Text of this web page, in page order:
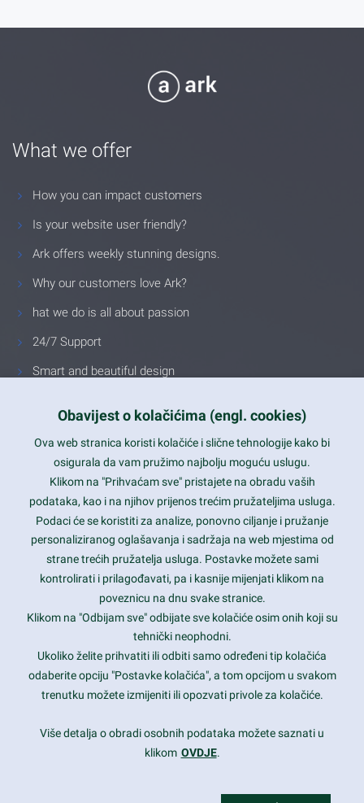
What we offer
How you can impact customers
Is your website user friendly?
Ark offers weekly stunning designs.
Why our customers love Ark?
hat we do is all about passion
24/7 Support
Smart and beautiful design
Latest trends and much more...
Contact Info
1600 Amphitheatre Parkway, Mountain View, CA 94043
prothemes.net@gmail.com
Daily: 9:00 am - 6:00 pm
Sunday: Closed
Copyright 2017FRESHFACE© All Rights Reserved
Obavijest o kolačićima (engl. cookies)
Ova web stranica koristi kolačiće i slične tehnologije kako bi
osigurala da vam pružimo najbolju moguću uslugu.
Klikom na "Prihvaćam sve" pristajete na obradu vaših
podataka, kao i na njihov prijenos trećim pružateljima usluga.
Podaci će se koristiti za analize, ponovno ciljanje i pružanje
personaliziranog oglašavanja i sadržaja na web mjestima od
strane trećih pružatelja usluga. Postavke možete sami
kontrolirati i prilagođavati, pa i kasnije mijenjati klikom na
poveznicu na dnu svake stranice.
Klikom na "Odbijam sve" odbijate sve kolačiće osim onih koji su
tehnički neophodni.
Ukoliko želite prihvatiti ili odbiti samo određeni tip kolačića
odaberite opciju "Postavke kolačića", a tom opcijom u svakom
trenutku možete izmijeniti ili opozvati privole za kolačiće.
Više detalja o obradi osobnih podataka možete saznati u
klikom OVDJE.